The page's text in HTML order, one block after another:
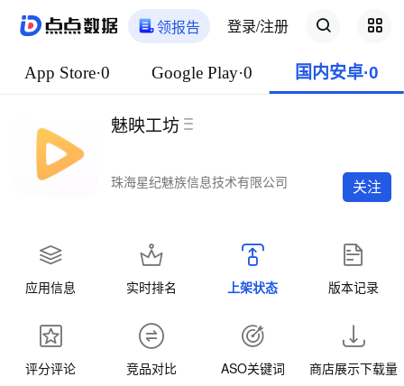
领报告 登录/注册
App Store·0 Google Play·0 国内安卓·0
魅映工坊
珠海星纪魅族信息技术有限公司 关注
应用信息 实时排名 上架状态 版本记录
评分评论 竞品对比 ASO关键词 商店展示下载量